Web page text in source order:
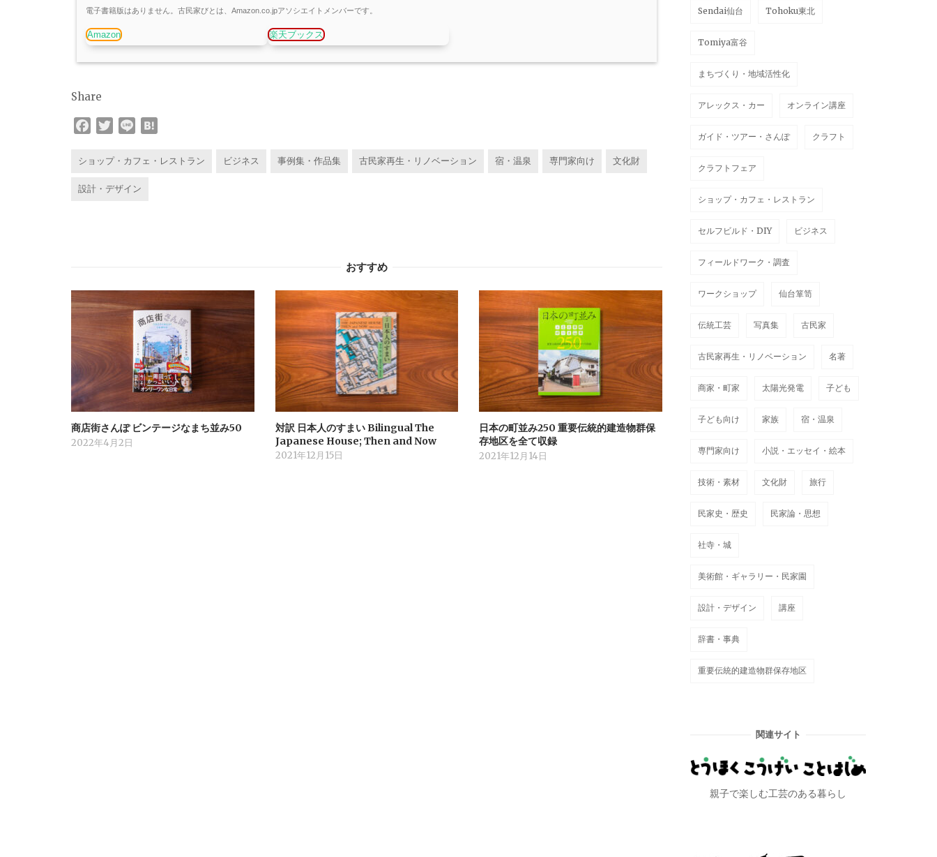
電子書籍版はありません。古民家びとは、Amazon.co.jpアソシエイトメンバーです。
Amazon 楽天ブックス
Share
c
b
T
i
t
n
t
ショップ・カフェ・レストラン ビジネス 事例集・作品集 古民家再生・リノベーション 宿・温泉 専門家向け 文化財
設計・デザイン
おすすめ
商店街さんぽ ビンテージなまち並み50
2022年4月2日
対訳 日本人のすまい Bilingual The
Japanese House; Then and Now
2021年12月15日
日本の町並み250 重要伝統的建造物群保
存地区を全て収録
2021年12月14日
Sendai仙台 Tohoku東北
Tomiya富谷
まちづくり・地域活性化
アレックス・カー オンライン講座
ガイド・ツアー・さんぽ クラフト
クラフトフェア
ショップ・カフェ・レストラン
セルフビルド・DIY ビジネス
フィールドワーク・調査
ワークショップ 仙台箪笥
伝統工芸 写真集 古民家
古民家再生・リノベーション 名著
商家・町家 太陽光発電 子ども
子ども向け 家族 宿・温泉
専門家向け 小説・エッセイ・絵本
技術・素材 文化財 旅行
民家史・歴史 民家論・思想
社寺・城
美術館・ギャラリー・民家園
設計・デザイン 講座
辞書・事典
重要伝統的建造物群保存地区
関連サイト
親子で楽しむ工芸のある暮らし